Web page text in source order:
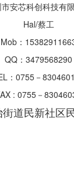
安芯科创科技有
Hal/蔡工
Mob：
QQ：3479568290
：0755－
: 0755－
道民新社区